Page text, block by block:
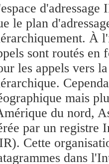
d'adressage
le plan
À
sont routés
les appels vers
mais
du nord,
par un registre
Cette
dans